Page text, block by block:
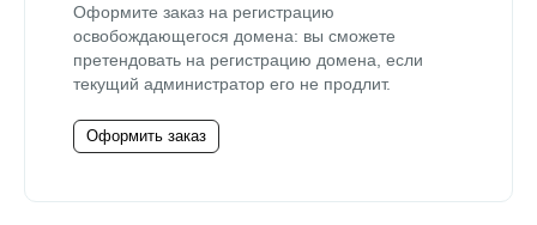
Оформите заказ на регистрацию
освобождающегося домена: вы сможете
претендовать на регистрацию домена, если
текущий администратор его не продлит.
Оформить заказ